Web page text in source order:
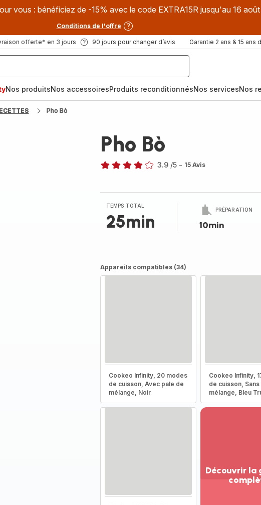
vous : bénéficiez de -15% avec le code EXTRA15R jusqu'au 16
Conditions de l'offre
offerte* en 3 jours 90 jours pour changer d’avis Garantie 2 ans & 15 ans
Nos produitsNos accessoiresProduits reconditionnésNos servicesNos
Pho Bò
Pho Bò
3.9 /5 - 15 Avis
TEMPS TOTAL
25min
PRÉPARATION
10min
Appareils compatibles (34)
Cookeo Infinity, 20 modes
de cuisson, Avec pale de
mélange, Noir
Cookeo Infinity,
de cuisson,
mélange, Bleu
Découvrir la